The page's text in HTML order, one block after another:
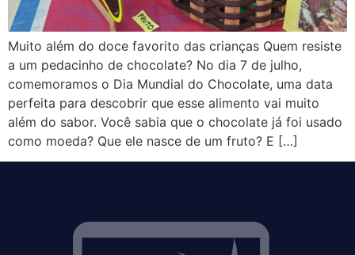
Muito além do doce favorito das crianças Quem resiste
a um pedacinho de chocolate? No dia 7 de julho,
comemoramos o Dia Mundial do Chocolate, uma data
perfeita para descobrir que esse alimento vai muito
além do sabor. Você sabia que o chocolate já foi usado
como moeda? Que ele nasce de um fruto? E […]